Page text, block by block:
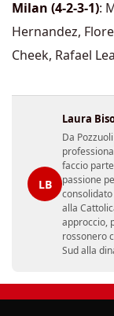
Milan (4-2-3-1):
Hernandez,
Cheek, Rafael
LB
Laura
Da
faccio
passione
alla
approccio,
rossonero
Sud alla